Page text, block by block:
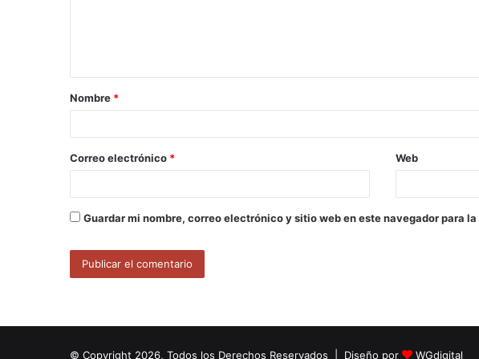
a
r
*
Nombre *
Correo electrónico * Web
Guardar mi nombre, correo electrónico y sitio web en este navegador para
© Copyright 2026, Todos los Derechos Reservados | Diseño por WGdigital